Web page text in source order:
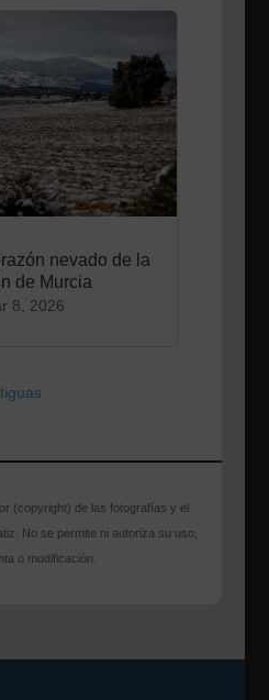
nevado de la
de Murcia
8, 2026
(copyright) de las fotografías y el
No se permite ni autoriza su uso,
o modificación.